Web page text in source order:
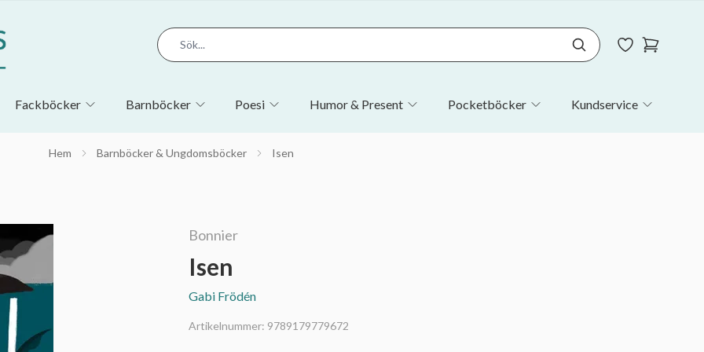
Fackböcker Barnböcker Poesi Humor & Present Pocketböcker Kundservice
Hem Barnböcker & Ungdomsböcker Isen
Bonnier
Isen
Gabi Frödén
Artikelnummer: 9789179779672